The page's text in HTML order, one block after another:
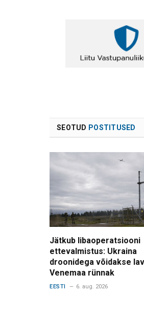
SEOTUD POSTITUSED
Jätkub libaoperatsiooni
ettevalmistus: Ukraina
droonidega võidakse
Venemaa rünnak
EESTI 6. aug. 2026